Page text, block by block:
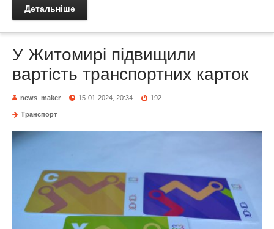
Детальніше
У Житомирі підвищили
вартість транспортних карток
news_maker 15-01-2024, 20:34 192
Транспорт